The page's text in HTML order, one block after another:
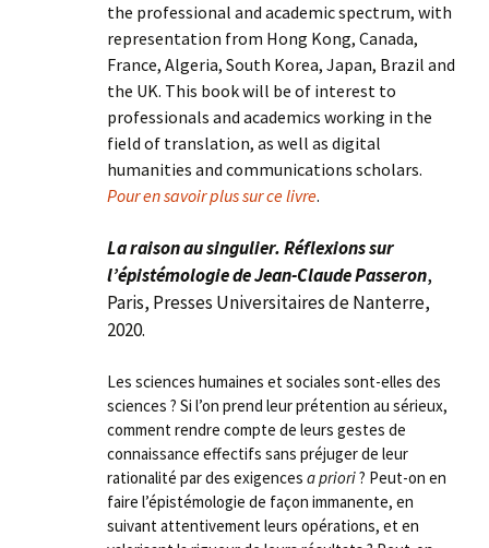
the professional and academic spectrum, with
representation from Hong Kong, Canada,
France, Algeria, South Korea, Japan, Brazil and
the UK. This book will be of interest to
professionals and academics working in the
field of translation, as well as digital
humanities and communications scholars.
Pour en savoir plus sur ce livre.
La raison au singulier. Réflexions sur
l’épistémologie de Jean-Claude Passeron,
Paris, Presses Universitaires de Nanterre,
2020.
Les sciences humaines et sociales sont-elles des
sciences ? Si l’on prend leur prétention au sérieux,
comment rendre compte de leurs gestes de
connaissance effectifs sans préjuger de leur
rationalité par des exigences a priori? Peut-on en
faire l’épistémologie de façon immanente, en
suivant attentivement leurs opérations, et en